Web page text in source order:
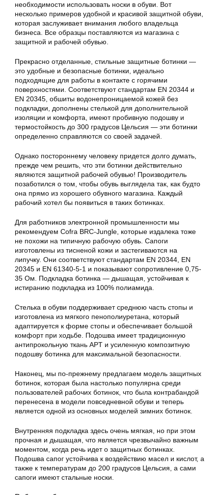
необходимости использовать носки в обуви. Вот
несколько примеров удобной и красивой защитной обуви,
которая заслуживает внимания любого владельца
бизнеса. Все образцы поставляются из магазина с
защитной и рабочей обувью.
Прекрасно отделанные, стильные защитные ботинки —
это удобные и безопасные ботинки, идеально
подходящие для работы в контакте с горячими
поверхностями. Соответствуют стандартам EN 20344 и
EN 20345, обшиты водонепроницаемой кожей без
подкладки, дополнены стелькой для дополнительной
изоляции и комфорта, имеют пробивную подошву и
термостойкость до 300 градусов Цельсия — эти ботинки
определенно справляются со своей задачей.
Однако постороннему человеку придется долго думать,
прежде чем решить, что эти ботинки действительно
являются защитной рабочей обувью! Производитель
позаботился о том, чтобы обувь выглядела так, как будто
она прямо из хорошего обувного магазина. Каждый
рабочий хотел бы появиться в таких ботинках.
Для работников электронной промышленности мы
рекомендуем Cofra BRC-Jungle, которые издалека тоже
не похожи на типичную рабочую обувь. Сапоги
изготовлены из тисненой кожи и застегиваются на
липучку. Они соответствуют стандартам EN 20344, EN
20345 и EN 61340-5-1 и показывают сопротивление 0,75-
35 Ом. Подкладка ботинка — дышащая, устойчивая к
истиранию подкладка из 100% полиамида.
Стелька в обуви поддерживает среднюю часть стопы и
изготовлена из мягкого пенополиуретана, который
адаптируется к форме стопы и обеспечивает большой
комфорт при ходьбе. Подошва имеет традиционную
антипрокольную ткань APT и усиленную композитную
подошву ботинка для максимальной безопасности.
Наконец, мы по-прежнему предлагаем модель защитных
ботинок, которая была настолько популярна среди
пользователей рабочих ботинок, что была контрабандой
перенесена в модели повседневной обуви и теперь
является одной из основных моделей зимних ботинок.
Внутренняя подкладка здесь очень мягкая, но при этом
прочная и дышащая, что является чрезвычайно важным
моментом, когда речь идет о защитных ботинках.
Подошва сапог устойчива к воздействию масел и кислот, а
также к температурам до 200 градусов Цельсия, а сами
сапоги имеют стальные носки.